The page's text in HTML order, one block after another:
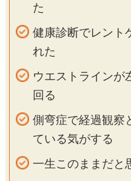
た
健康診断でレント
れた
ウエストラインが
回る
側弯症で経過観察
ている気がする
一生このままだと